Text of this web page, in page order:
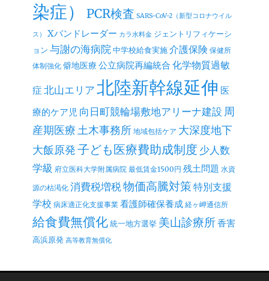
染症）
PCR検査 SARS-CoV-2（新型コロナウイル
ス） Xバンドレーダー カラ水料金 ジェントリフィケーシ
ョン 与謝の海病院中学校給食実施介護保険 保健所
体制強化 僻地医療 公立病院再編統合 化学物質過敏
症 北山エリア北陸新幹線延伸 医
療的ケア児 向日町競輪場敷地アリーナ建設 周
産期医療土木事務所 地域包括ケア 大深度地下
大飯原発子ども医療費助成制度 少人数
学級 府立医科大学附属病院 最低賃金1500円 残土問題 水資
源の枯渇化 消費税増税物価高騰対策特別支援
学校 病床適正化支援事業 看護師確保養成 経ヶ岬通信所
給食費無償化統一地方選挙 美山診療所香害
高浜原発 高等教育無償化